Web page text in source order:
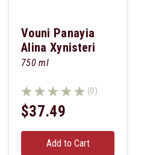
Vouni Panayia
Alina Xynisteri
750 ml
(0)
$37.49
Add to Cart